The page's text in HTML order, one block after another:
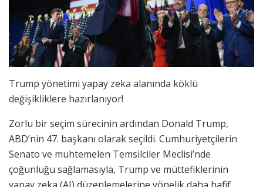
Trump yönetimi yapay zeka alanında köklü
değişikliklere hazırlanıyor!
Zorlu bir seçim sürecinin ardından Donald Trump,
ABD’nin 47. başkanı olarak seçildi. Cumhuriyetçilerin
Senato ve muhtemelen Temsilciler Meclisi’nde
çoğunluğu sağlamasıyla, Trump ve müttefiklerinin